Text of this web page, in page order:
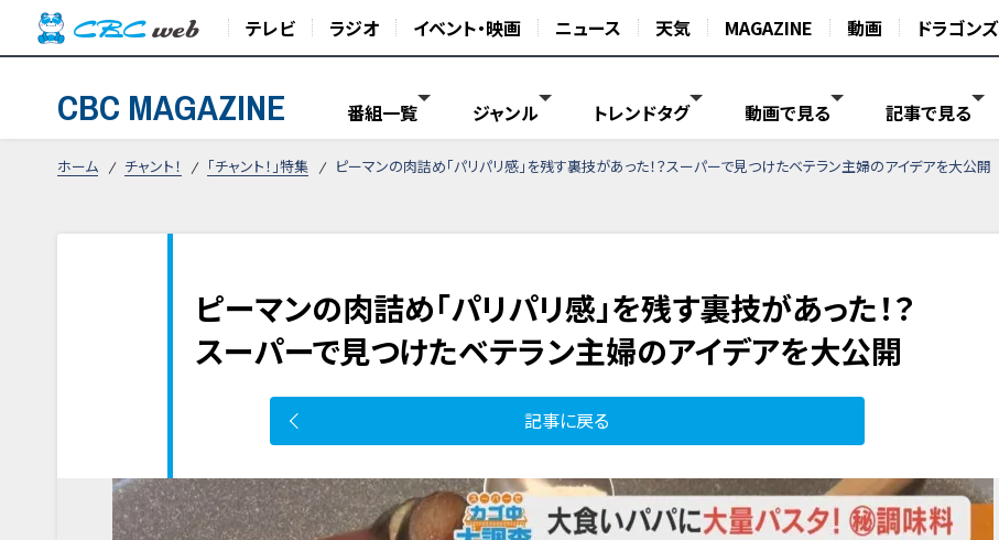
テレビ ラジオ イベント・映画 ニュース 天気 MAGAZINE 動画 ドラゴンズ
CBC MAGAZINE 番組一覧 ジャンル トレンドタグ 動画で見る 記事で見る
ホーム チャント！ 「チャント！」特集 ピーマンの肉詰め「パリパリ感」を残す裏技があった！？スーパーで見つけたベテラン主婦のアイデアを大公開
ピーマンの肉詰め「パリパリ感」を残す裏技があった！？
スーパーで見つけたベテラン主婦のアイデアを大公開
記事に戻る